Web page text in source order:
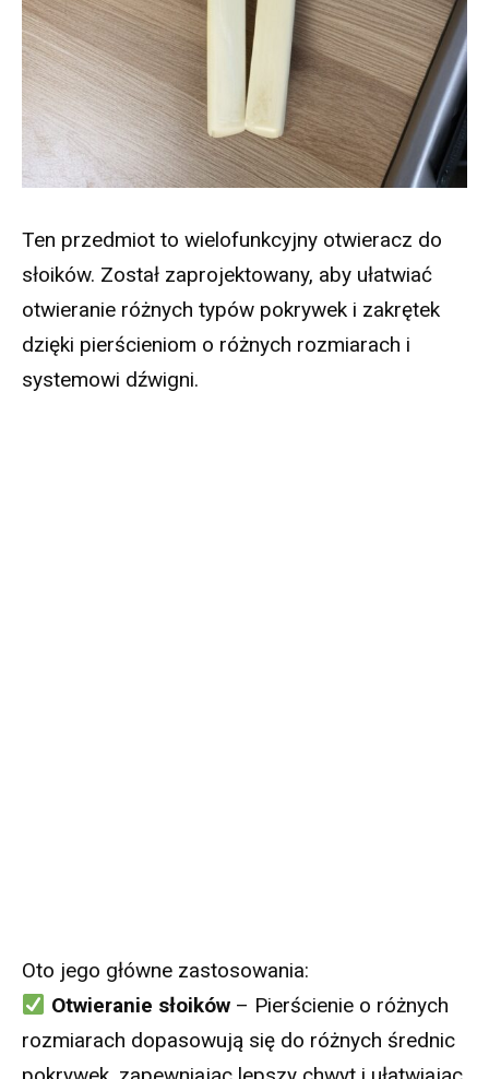
Ten przedmiot to wielofunkcyjny otwieracz do
słoików. Został zaprojektowany, aby ułatwiać
otwieranie różnych typów pokrywek i zakrętek
dzięki pierścieniom o różnych rozmiarach i
systemowi dźwigni.
Oto jego główne zastosowania:
Otwieranie słoików– Pierścienie o różnych
rozmiarach dopasowują się do różnych średnic